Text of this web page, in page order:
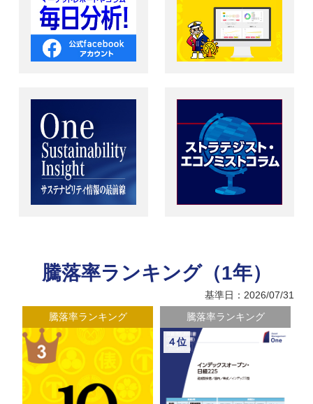
騰落率ランキング（1年）
基準日：2026/07/31
騰落率ランキング
騰落率ランキング
４位